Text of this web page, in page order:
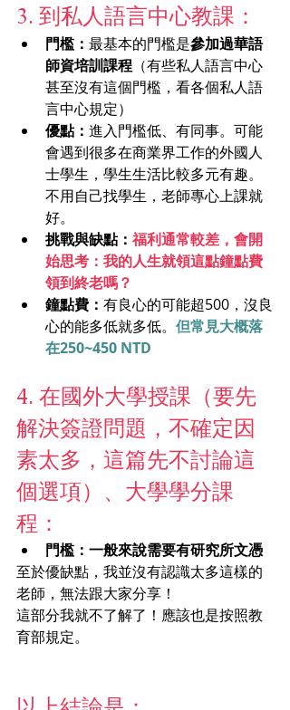
3. 到私人語言中心教課：
門檻： 最基本的門檻是參加過華語
師資培訓課程 （有些私人語言中心
甚至沒有這個門檻，看各個私人語
言中心規定）
優點： 進入門檻低、有同事。可能
會遇到很多在商業界工作的外國人
士學生，學生生活比較多元有趣。
不用自己找學生，老師專心上課就
好。
挑戰與缺點： 福利通常較差，會開
始思考：我的人生就領這點鐘點費
領到終老嗎？
鐘點費： 有良心的可能超500，沒良
心的能多低就多低。 但常見大概落
在250~450 NTD
4. 在國外大學授課（要先
解決簽證問題，不確定因
素太多，這篇先不討論這
個選項）、大學學分課
程：
門檻：一般來說需要有研究所文憑
至於優缺點，我並沒有認識太多這樣的
老師，無法跟大家分享！
這部分我就不了解了！應該也是按照教
育部規定。